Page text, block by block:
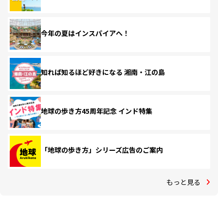
今年の夏はインスパイアへ！
知れば知るほど好きになる 湘南・江の島
地球の歩き方45周年記念 インド特集
「地球の歩き方」シリーズ広告のご案内
もっと見る